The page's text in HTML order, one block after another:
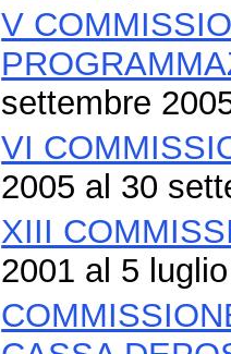
V
settembre
VI
2005 al 30
XIII
2001 al 5